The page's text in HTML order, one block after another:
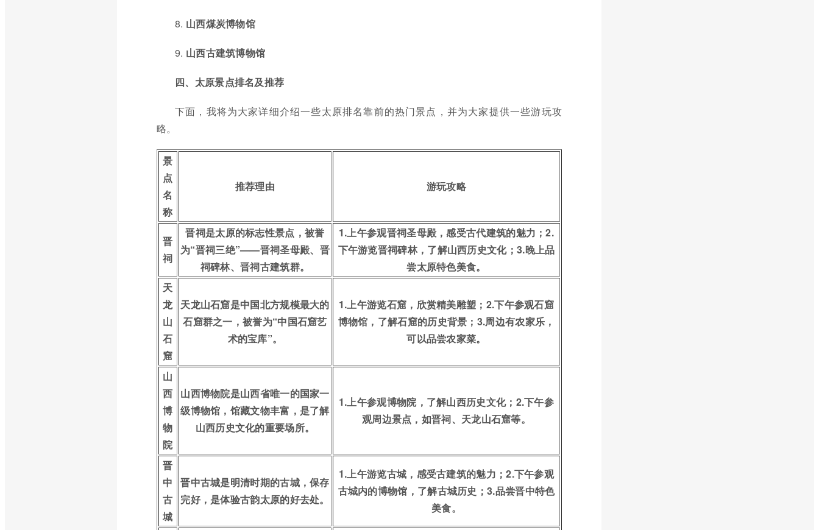
8. 山西煤炭博物馆
9. 山西古建筑博物馆
四、太原景点排名及推荐
下面，我将为大家详细介绍一些太原排名靠前的热门景点，并为大家提供一些游玩攻
略。
景
点
名
称
推荐理由 游玩攻略
晋
祠
晋祠是太原的标志性景点，被誉
为“晋祠三绝”——晋祠圣母殿、晋
祠碑林、晋祠古建筑群。
1.上午参观晋祠圣母殿，感受古代建筑的魅力；2.
下午游览晋祠碑林，了解山西历史文化；3.晚上品
尝太原特色美食。
天
龙
山
石
窟
天龙山石窟是中国北方规模最大的
石窟群之一，被誉为“中国石窟艺
术的宝库”。
1.上午游览石窟，欣赏精美雕塑；2.下午参观石窟
博物馆，了解石窟的历史背景；3.周边有农家乐，
可以品尝农家菜。
山
西
博
物
院
山西博物院是山西省唯一的国家一
级博物馆，馆藏文物丰富，是了解
山西历史文化的重要场所。
1.上午参观博物院，了解山西历史文化；2.下午参
观周边景点，如晋祠、天龙山石窟等。
晋
中
古
城
晋中古城是明清时期的古城，保存
完好，是体验古韵太原的好去处。
1.上午游览古城，感受古建筑的魅力；2.下午参观
古城内的博物馆，了解古城历史；3.品尝晋中特色
美食。